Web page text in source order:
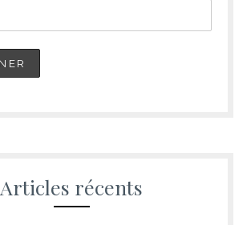
Articles récents